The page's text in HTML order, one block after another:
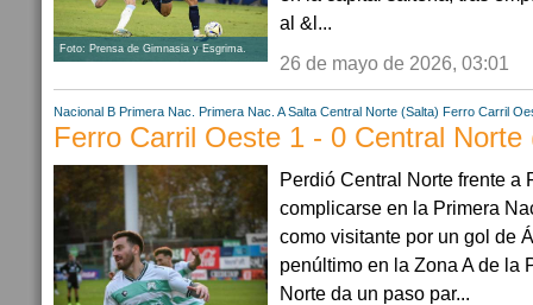
Foto: Prensa de Gimnasia y Esgrima.
al &l...
26 de mayo de 2026, 03:01
Nacional B Primera Nac. Primera Nac. A Salta Central Norte (Salta) Ferro Carril
Ferro Carril Oeste 1 - 0 Central Norte
Perdió Central Norte frente a
complicarse en la Primera
como visitante por un gol de
penúltimo en la Zona A de la
Norte da un paso par...